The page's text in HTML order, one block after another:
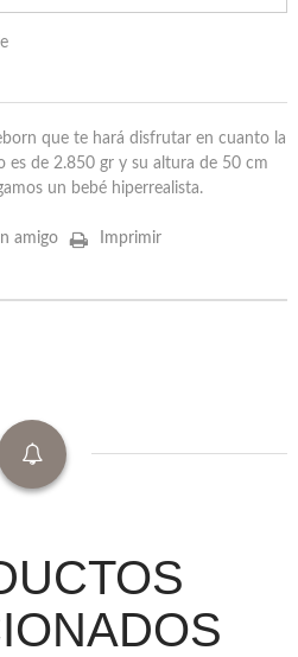
que te hará disfrutar en cuanto la
es de 2.850 gr y su altura de 50 cm
un bebé hiperrealista.
amigo Imprimir